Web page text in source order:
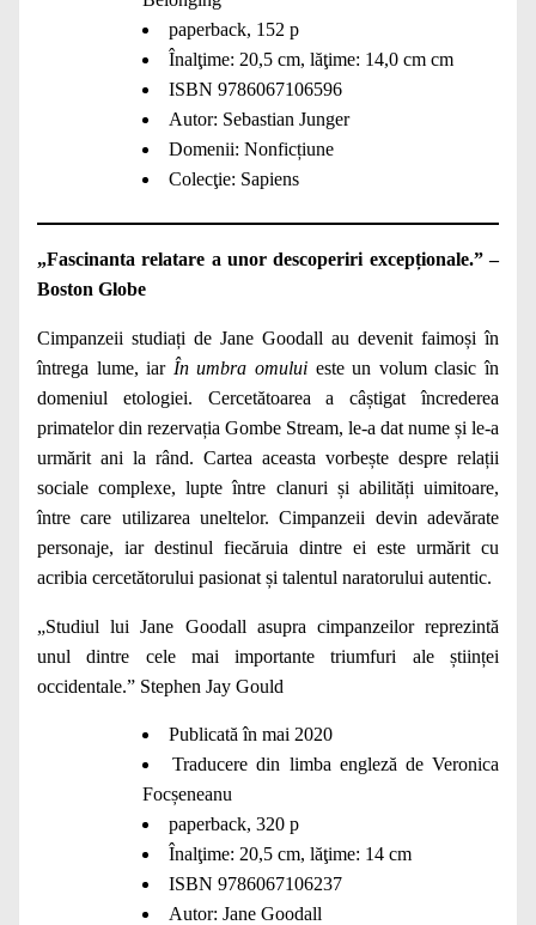
paperback, 152 p
Înalţime: 20,5 cm, lăţime: 14,0 cm cm
ISBN 9786067106596
Autor: Sebastian Junger
Domenii: Nonficțiune
Colecţie: Sapiens
„Fascinanta relatare a unor descoperiri excepționale.” –
Boston Globe
Cimpanzeii studiați de Jane Goodall au devenit faimoși în
întrega lume, iar În umbra omului este un volum clasic în
domeniul etologiei. Cercetătoarea a câștigat încrederea
primatelor din rezervația Gombe Stream, le-a dat nume și le-a
urmărit ani la rând. Cartea aceasta vorbește despre relații
sociale complexe, lupte între clanuri și abilități uimitoare,
între care utilizarea uneltelor. Cimpanzeii devin adevărate
personaje, iar destinul fiecăruia dintre ei este urmărit cu
acribia cercetătorului pasionat și talentul naratorului autentic.
„Studiul lui Jane Goodall asupra cimpanzeilor reprezintă
unul dintre cele mai importante triumfuri ale științei
occidentale.” Stephen Jay Gould
Publicată în mai 2020
Traducere din limba engleză de Veronica
Focșeneanu
paperback, 320 p
Înalţime: 20,5 cm, lăţime: 14 cm
ISBN 9786067106237
Autor: Jane Goodall